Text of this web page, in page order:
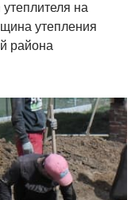
на
утепления
района